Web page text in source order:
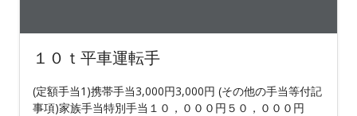
１０ｔ平車運転手
(定額手当1)携帯手当3,000円3,000円 (その他の手当等付記
事項)家族手当特別手当１０，０００円５０，０００円